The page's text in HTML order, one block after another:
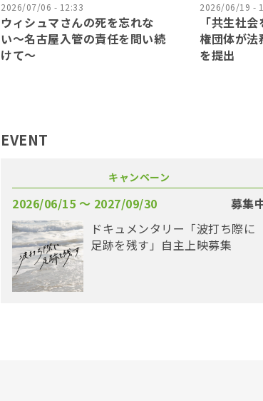
2026/07/06 - 12:33
ウィシュマさんの死を忘れな
い〜名古屋入管の責任を問い続
けて〜
2026/06/19 -
「共生社
権団体が法
を提出
EVENT
キャンペーン
2026/06/15 〜 2027/09/30
募集
ドキュメンタリー「波打ち際に
足跡を残す」自主上映募集